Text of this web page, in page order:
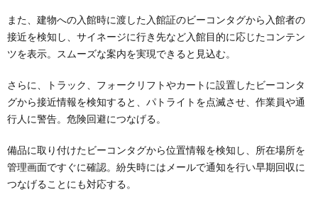
また、建物への入館時に渡した入館証のビーコンタグから入館者の
接近を検知し、サイネージに行き先など入館目的に応じたコンテン
ツを表示。スムーズな案内を実現できると見込む。
さらに、トラック、フォークリフトやカートに設置したビーコンタ
グから接近情報を検知すると、パトライトを点滅させ、作業員や通
行人に警告。危険回避につなげる。
備品に取り付けたビーコンタグから位置情報を検知し、所在場所を
管理画面ですぐに確認。紛失時にはメールで通知を行い早期回収に
つなげることにも対応する。